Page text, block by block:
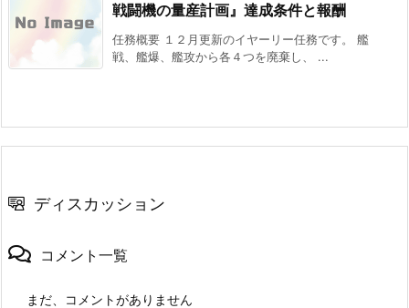
戦闘機の量産計画』達成条件と報酬
任務概要 １２月更新のイヤーリー任務です。 艦
戦、艦爆、艦攻から各４つを廃棄し、 ...
ディスカッション
コメント一覧
まだ、コメントがありません